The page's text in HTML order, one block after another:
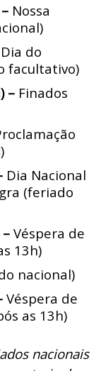
Nossa
Dia do
facultativo)
– Finados
Dia Nacional
(feriado
Véspera de
13h)
nacional)
Véspera de
as 13h)
nacionais